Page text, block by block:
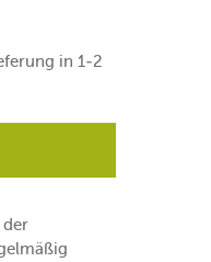
in 1-2
der